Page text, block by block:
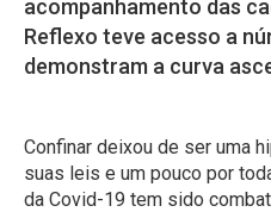
acompanhamento das
Reflexo teve acesso a
demonstram a curva
Confinar deixou de ser uma
suas leis e um pouco por
da Covid-19 tem sido